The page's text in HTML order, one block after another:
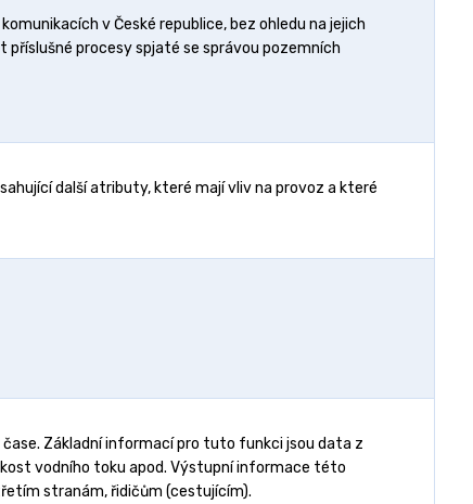
v České republice, bez ohledu na jejich
procesy spjaté se správou pozemních
další atributy, které mají vliv na provoz a které
Základní informací pro tuto funkci jsou data z
vodního toku apod. Výstupní informace této
stranám, řidičům (cestujícím).